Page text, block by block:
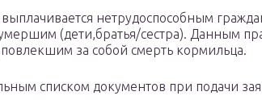
нетрудоспособным
умершим (дети,братья/сестра). Данным
за собой смерть кормильца.
списком документов при подачи